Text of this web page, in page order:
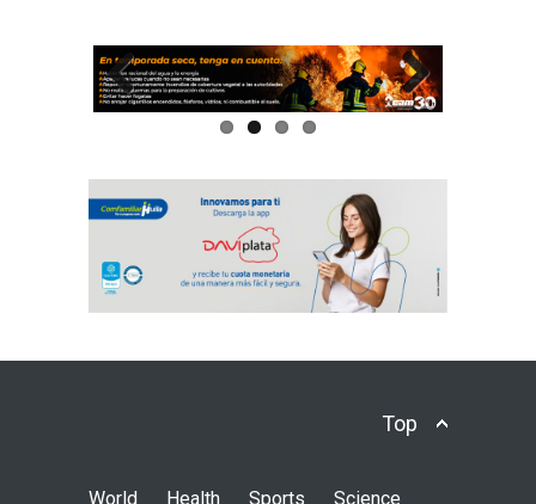
Previous Next
Top
World Health Sports Science